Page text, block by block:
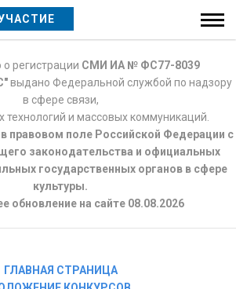
регистрации СМИ ИА № ФС77-8039
выдано Федеральной службой по надзору
в сфере связи,
и массовых коммуникаций.
в правовом поле Российской Федерации с
законодательства и официальных
государственных органов в сфере
культуры.
обновление на сайте 08.08.2026
ГЛАВНАЯ СТРАНИЦА